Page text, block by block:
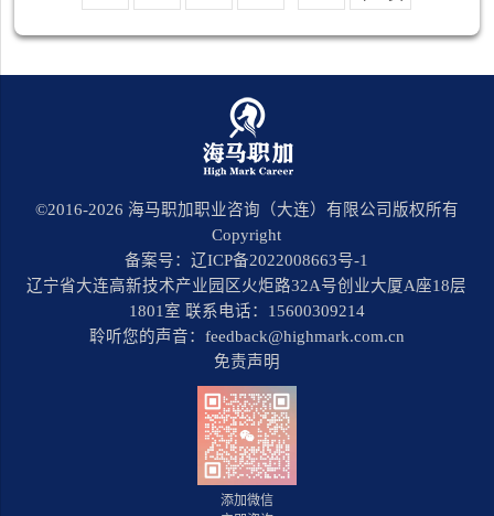
©2016-2026 海马职加职业咨询（大连）有限公司版权所有
Copyright
备案号：辽ICP备2022008663号-1
辽宁省大连高新技术产业园区火炬路32A号创业大厦A座18层
1801室 联系电话：15600309214
聆听您的声音：feedback@highmark.com.cn
免责声明
添加微信